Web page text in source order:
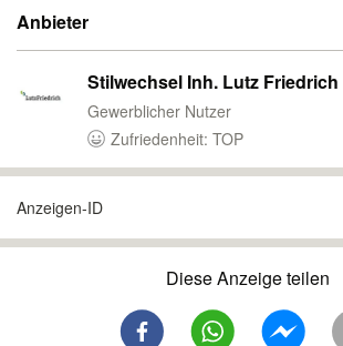
Anbieter
Stilwechsel Inh. Lutz Friedrich
Gewerblicher Nutzer
Zufriedenheit: TOP
Anzeigen-ID
Diese Anzeige teilen